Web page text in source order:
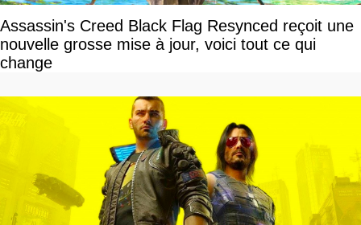
Assassin's Creed Black Flag Resynced reçoit une
nouvelle grosse mise à jour, voici tout ce qui
change